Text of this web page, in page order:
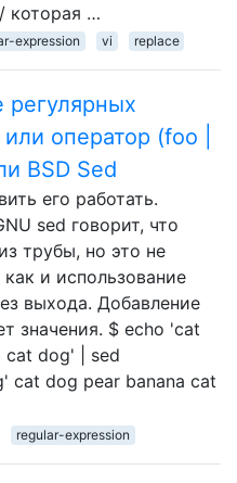
которая …
expression vi replace
регулярных
оператор (foo |
BSD Sed
его работать.
sed говорит, что
трубы, но это не
как и использование
выхода. Добавление
значения. $ echo 'cat
cat dog' | sed
cat dog pear banana cat
regular-expression